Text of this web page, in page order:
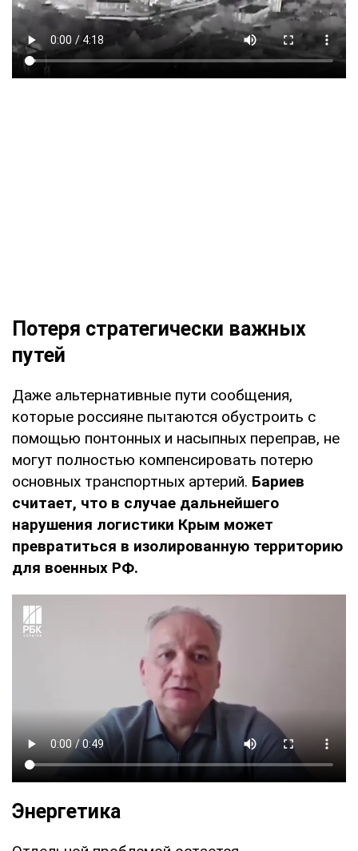
Потеря стратегически важных
путей
Даже альтернативные пути сообщения,
которые россияне пытаются обустроить с
помощью понтонных и насыпных переправ, не
могут полностью компенсировать потерю
основных транспортных артерий. Бариев
считает, что в случае дальнейшего
нарушения логистики Крым может
превратиться в изолированную территорию
для военных РФ.
Энергетика